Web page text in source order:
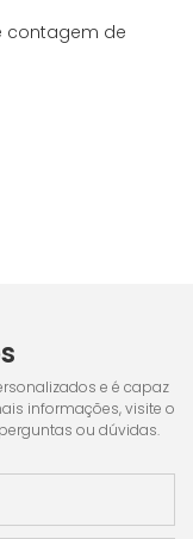
e é capaz
informações, visite o
ou dúvidas.